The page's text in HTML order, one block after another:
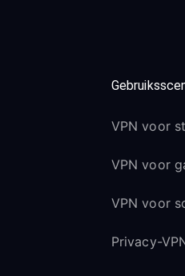
VPN voor
VPN voor
VPN voor
Privacy-